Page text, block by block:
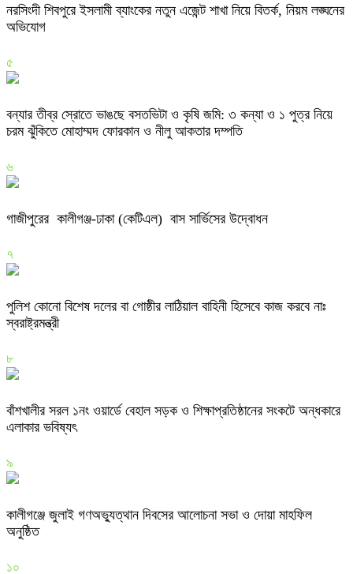
নরসিংদী শিবপুরে ইসলামী ব্যাংকের নতুন এজেন্ট শাখা নিয়ে বিতর্ক, নিয়ম লঙ্ঘনের
অভিযোগ
৫
বন্যার তীব্র স্রোতে ভাঙছে বসতভিটা ও কৃষি জমি: ৩ কন্যা ও ১ পুত্র নিয়ে
চরম ঝুঁকিতে মোহাম্মদ ফোরকান ও নীলু আকতার দম্পতি
৬
গাজীপুরের কালীগঞ্জ-ঢাকা (কেটিএল) বাস সার্ভিসের উদ্বোধন
৭
পুলিশ কোনো বিশেষ দলের বা গোষ্ঠীর লাঠিয়াল বাহিনী হিসেবে কাজ করবে নাঃ
স্বরাষ্ট্রমন্ত্রী
৮
বাঁশখালীর সরল ১নং ওয়ার্ডে বেহাল সড়ক ও শিক্ষাপ্রতিষ্ঠানের সংকটে অন্ধকারে
এলাকার ভবিষ্যৎ
৯
কালীগঞ্জে জুলাই গণঅভ্যুত্থান দিবসের আলোচনা সভা ও দোয়া মাহফিল
অনুষ্ঠিত
১০